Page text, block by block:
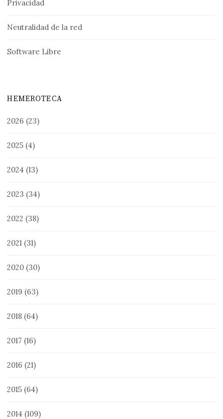
Privacidad
Neutralidad de la red
Software Libre
HEMEROTECA
2026 (23)
2025 (4)
2024 (13)
2023 (34)
2022 (38)
2021 (31)
2020 (30)
2019 (63)
2018 (64)
2017 (16)
2016 (21)
2015 (64)
2014 (109)